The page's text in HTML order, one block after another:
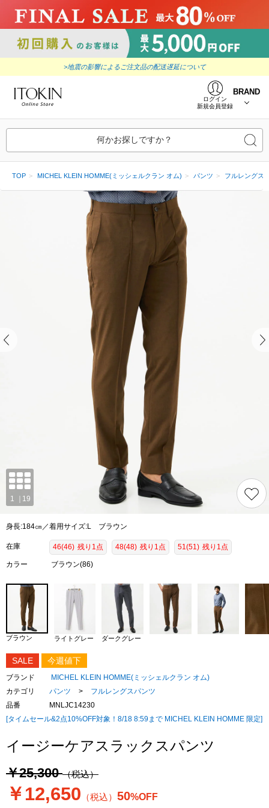
>地震の影響によるご注文品の配送遅延について
ログイン
新規会員登録
BRAND
何かお探しですか？
TOP MICHEL KLEIN HOMME(ミッシェルクラン オム) パンツ フルレングス
身長:184㎝／着用サイズ:L ブラウン
在庫 46(46) 残り1点 48(48) 残り1点 51(51) 残り1点
カラー ブラウン(86)
ブラウン ライトグレー ダークグレー
SALE 今週値下
ブランド
MICHEL KLEIN HOMME(ミッシェルクラン オム)
カテゴリ
パンツ >
フルレングスパンツ
品番
MNLJC14230
[タイムセール&2点10%OFF対象！8/18 8:59まで MICHEL KLEIN HOMME 限定]
イージーケアスラックスパンツ
￥25,300（税込）
￥12,650 （税込） 50%OFF